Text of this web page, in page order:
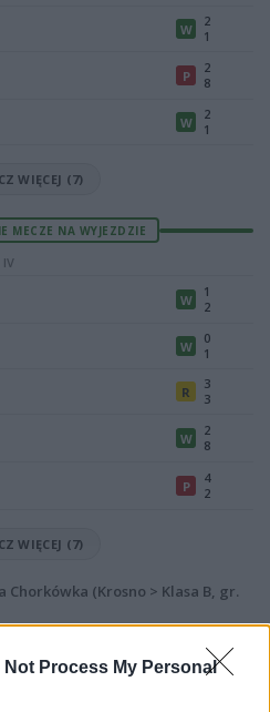
Not Process My Personal
W
2
1
P
2
8
W
2
1
WIĘCEJ (7)
MECZE NA WYJEZDZIE
W
1
2
W
0
1
R
3
3
W
2
8
P
4
2
WIĘCEJ (7)
(Krosno > Klasa B, gr.
B, gr. IV (19. kolejki - Krosno > Klasa B,